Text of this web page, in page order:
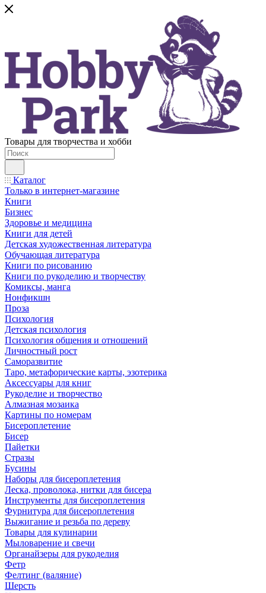
Товары для творчества и хобби
Каталог
Только в интернет-магазине
Книги
Бизнес
Здоровье и медицина
Книги для детей
Детская художественная литература
Обучающая литература
Книги по рисованию
Книги по рукоделию и творчеству
Комиксы, манга
Нонфикшн
Проза
Психология
Детская психология
Психология общения и отношений
Личностный рост
Саморазвитие
Таро, метафорические карты, эзотерика
Аксессуары для книг
Рукоделие и творчество
Алмазная мозаика
Картины по номерам
Бисероплетение
Бисер
Пайетки
Стразы
Бусины
Наборы для бисероплетения
Леска, проволока, нитки для бисера
Инструменты для бисероплетения
Фурнитура для бисероплетения
Выжигание и резьба по дереву
Товары для кулинарии
Мыловарение и свечи
Органайзеры для рукоделия
Фетр
Фелтинг (валяние)
Шерсть